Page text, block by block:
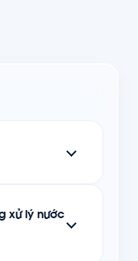
xử lý nước